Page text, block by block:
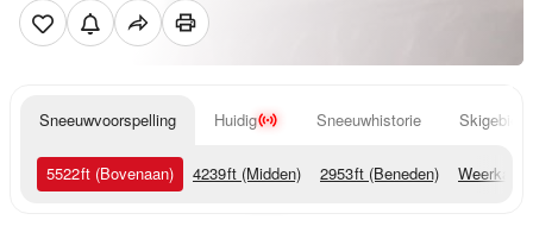
Sneeuwvoorspelling Huidig Sneeuwhistorie Skigebied
5522ft (Bovenaan) 4239ft (Midden) 2953ft (Beneden)